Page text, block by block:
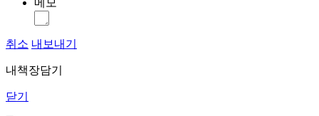
메모
취소 내보내기
내책장담기
닫기